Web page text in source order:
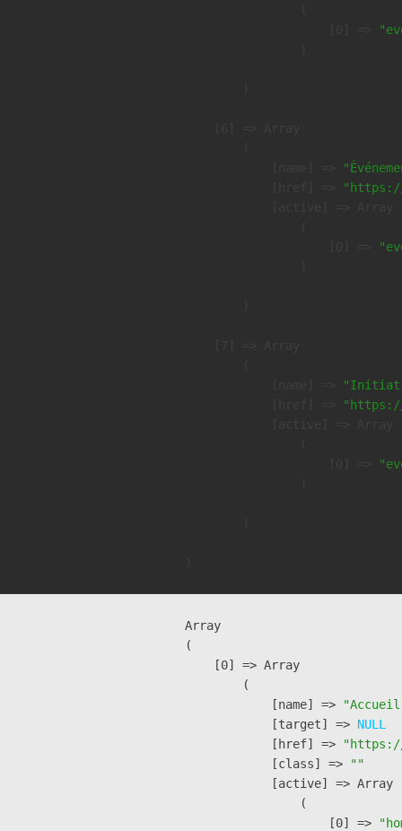
Array
(
    [0] => Array
        (
            [name] =>
            [target] =>
NULL
            [href] =>
            [class] =>
""
            [active] => Array
                (
                    [0] =>